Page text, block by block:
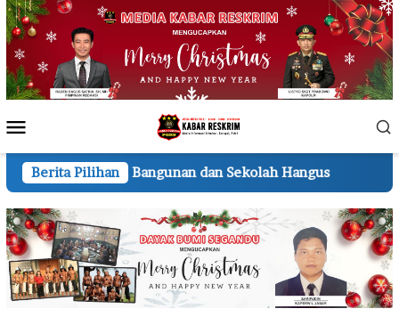
Loncat
ke
konten
Mobile
Berita Pilihan
dan Sekolah Hangus Lembur hingga Malam,